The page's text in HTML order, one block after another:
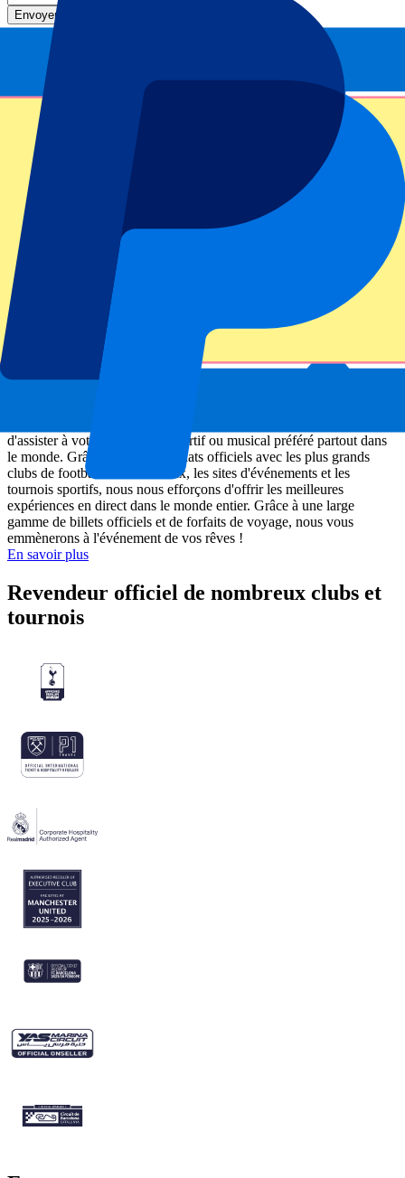
Envoyer
Vos informations seront utilisées conformément à notre
Privacy
Merci d'avoir envoyé le formulaire !
Informations sur l'événement
À propos de Monte-Carlo Masters: Jour 3 – Tour 1
Niveau ATP / Grand Chelem
Monte Carlo Masters 2025
Stade
Monte Carlo Country Club
Lieu de l'événement
Roquebrune-Cap-Martin, France
d'assister à votre événement sportif ou musical préféré partout dans
le monde. Grâce à nos partenariats officiels avec les plus grands
clubs de football internationaux, les sites d'événements et les
tournois sportifs, nous nous efforçons d'offrir les meilleures
expériences en direct dans le monde entier. Grâce à une large
gamme de billets officiels et de forfaits de voyage, nous vous
emmènerons à l'événement de vos rêves !
En savoir plus
Revendeur officiel de nombreux clubs et
tournois